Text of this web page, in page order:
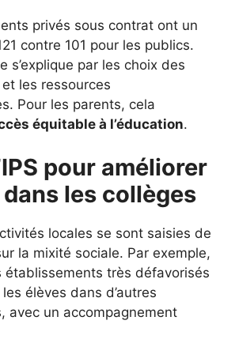
privés sous contrat ont un
contre 101 pour les publics.
s’explique par les choix des
les ressources
Pour les parents, cela
équitable à l’éducation.
pour améliorer
les collèges
locales se sont saisies de
la mixité sociale. Par exemple,
établissements très défavorisés
élèves dans d’autres
avec un accompagnement